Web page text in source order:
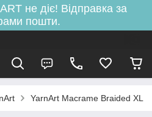
не діє! Відправка за
пошти.
YarnArt Macrame Braided XL